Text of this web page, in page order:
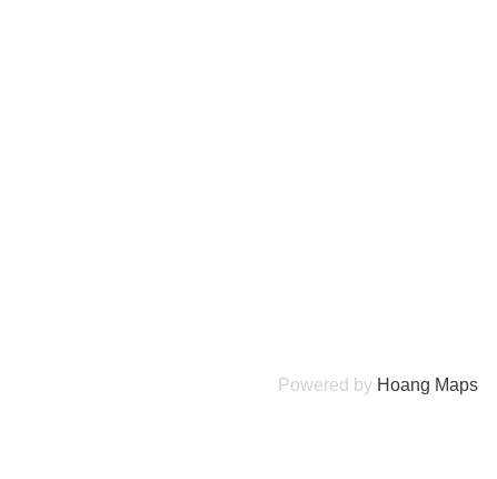
Powered by Hoang Maps